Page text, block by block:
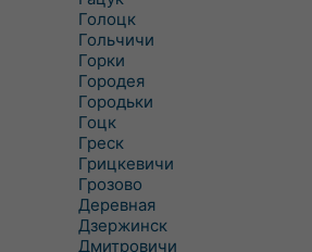
Голоцк
Гольчичи
Горки
Городея
Городьки
Гоцк
Греск
Грицкевичи
Грозово
Деревная
Дзержинск
Дмитровичи